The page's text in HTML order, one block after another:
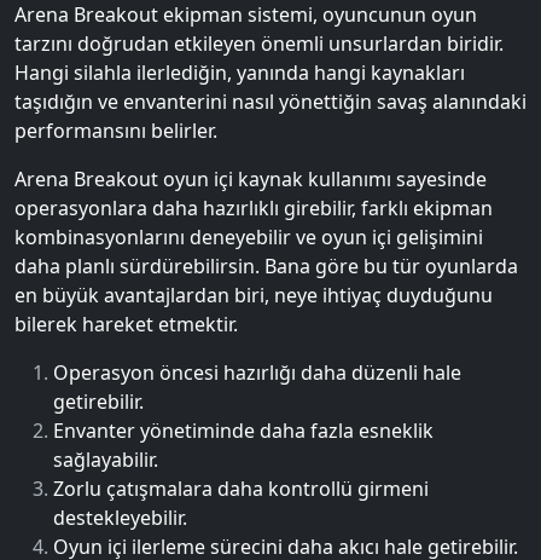
Arena Breakout ekipman sistemi, oyuncunun oyun
tarzını doğrudan etkileyen önemli unsurlardan biridir.
Hangi silahla ilerlediğin, yanında hangi kaynakları
taşıdığın ve envanterini nasıl yönettiğin savaş alanındaki
performansını belirler.
Arena Breakout oyun içi kaynak kullanımı sayesinde
operasyonlara daha hazırlıklı girebilir, farklı ekipman
kombinasyonlarını deneyebilir ve oyun içi gelişimini
daha planlı sürdürebilirsin. Bana göre bu tür oyunlarda
en büyük avantajlardan biri, neye ihtiyaç duyduğunu
bilerek hareket etmektir.
Operasyon öncesi hazırlığı daha düzenli hale
getirebilir.
Envanter yönetiminde daha fazla esneklik
sağlayabilir.
Zorlu çatışmalara daha kontrollü girmeni
destekleyebilir.
Oyun içi ilerleme sürecini daha akıcı hale getirebilir.